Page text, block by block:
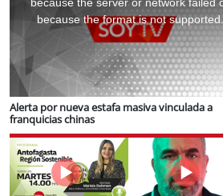
because the format is not supported.
Alerta por nueva estafa masiva vinculada a
franquicias chinas